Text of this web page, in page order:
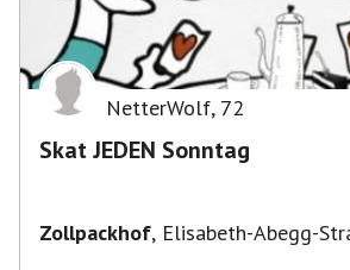
NetterWolf, 72
Skat JEDEN Sonntag
Zollpackhof, Elisabeth-Abegg-